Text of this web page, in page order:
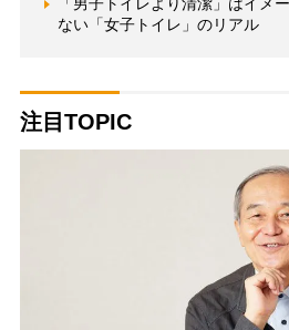
「男子トイレより清潔」はイ
ない「女子トイレ」のリアル
注目TOPIC